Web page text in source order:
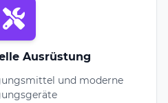
Ausrüstung
und moderne